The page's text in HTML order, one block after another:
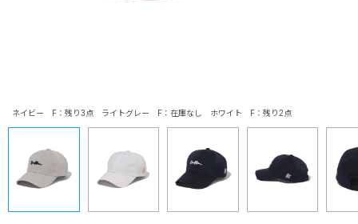
ネイビー F：残り3点 ライトグレー F：在庫なし ホワイト F：残り2点